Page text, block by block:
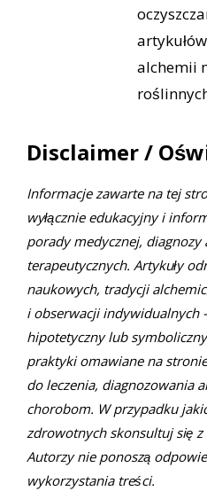
alchemii
Disclaimer /
Informacje zawarte na tej
wyłącznie edukacyjny i
porady medycznej,
terapeutycznych. Artykuły
naukowych, tradycji
i obserwacji indywidualnych
hipotetyczny lub
praktyki omawiane na
do leczenia, diagnozowania
chorobom. W przypadku
zdrowotnych skonsultuj się z
Autorzy nie ponoszą
wykorzystania treści.